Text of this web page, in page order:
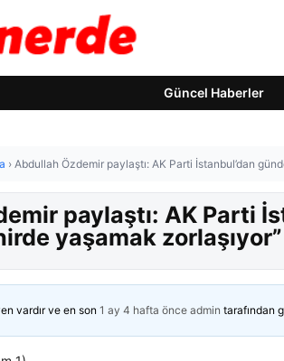
Güncel Haberler
› Abdullah Özdemir paylaştı: AK Parti İstanbul’dan
paylaştı: AK Parti
yaşamak zorlaşıyor”
vardır ve en son 1 ay 4 hafta önce admin tarafından